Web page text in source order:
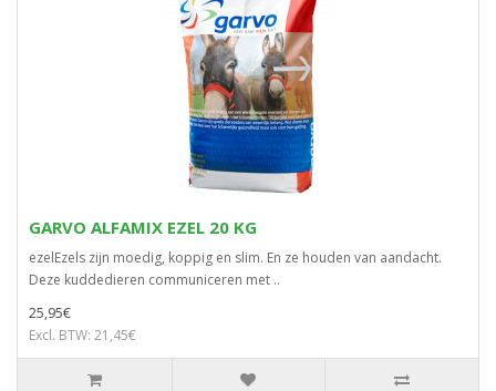
GARVO ALFAMIX EZEL 20 KG
ezelEzels zijn moedig, koppig en slim. En ze houden van aandacht.
Deze kuddedieren communiceren met ..
25,95€
Excl. BTW: 21,45€